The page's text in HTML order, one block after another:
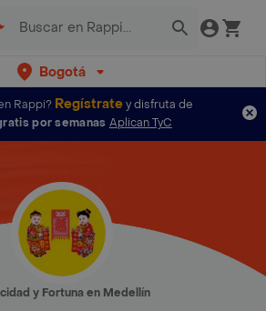
Bogotá
Rappi? Regístratey disfruta de
por semanas Aplican TyC
y Fortuna en Medellín